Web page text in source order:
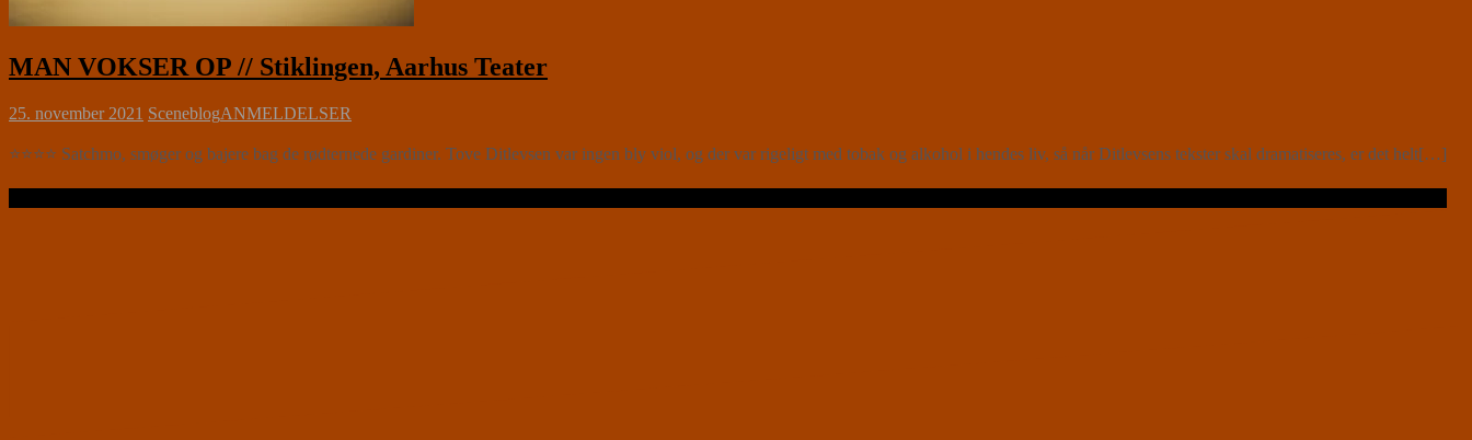
MAN VOKSER OP // Stiklingen, Aarhus Teater
25. november 2021 SceneblogANMELDELSER
⭐⭐⭐⭐ Satchmo, smøger og bajere bag de rødternede gardiner. Tove Ditlevsen var ingen bly viol, og der var rigeligt med tobak og alkohol i hendes liv, så når Ditlevsens tekster skal dramatiseres, er det helt[…]